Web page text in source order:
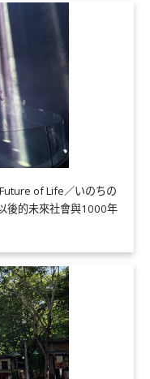
of Life／いのちの
後的未來社會與1000年